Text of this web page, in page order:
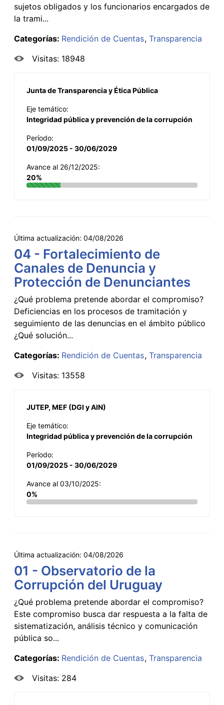
sujetos obligados y los funcionarios encargados de
la trami...
Categorías: Rendición de Cuentas Transparencia
Visitas: 18948
Junta de Transparencia y Ética Pública
Eje temático:
Integridad pública y prevención de la corrupción
Período:
01/09/2025 - 30/06/2029
Avance al 26/12/2025:
20%
Última actualización: 04/08/2026
04 - Fortalecimiento de
Canales de Denuncia y
Protección de Denunciantes
¿Qué problema pretende abordar el compromiso?
Deficiencias en los procesos de tramitación y
seguimiento de las denuncias en el ámbito público
¿Qué solución...
Categorías: Rendición de Cuentas Transparencia
Visitas: 13558
JUTEP, MEF (DGI y AIN)
Eje temático:
Integridad pública y prevención de la corrupción
Período:
01/09/2025 - 30/06/2029
Avance al 03/10/2025:
0%
Última actualización: 04/08/2026
01 - Observatorio de la
Corrupción del Uruguay
¿Qué problema pretende abordar el compromiso?
Este compromiso busca dar respuesta a la falta de
sistematización, análisis técnico y comunicación
pública so...
Categorías: Rendición de Cuentas Transparencia
Visitas: 284